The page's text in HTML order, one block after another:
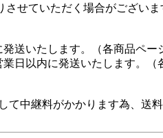
せていただく場合がございま
送いたします。（各商品ペー
日以内に発送いたします。（
中継料がかかります為、送